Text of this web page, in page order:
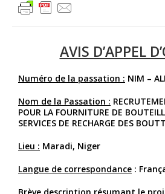
AVIS D’APPEL
Numéro de la passation : NIM –
Nom de la Passation :
POUR LA FOURNITURE DE
SERVICES DE RECHARGE DES
Lieu : Maradi, Niger
Langue de correspondance :